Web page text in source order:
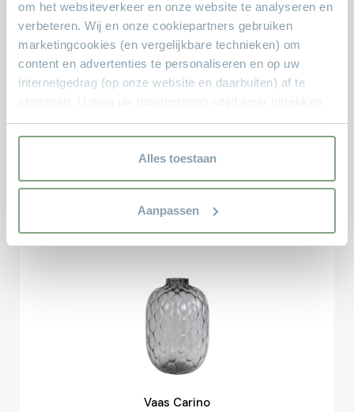
om het websiteverkeer en onze website te analyseren en
verbeteren. Wij en onze cookiepartners gebruiken
marketingcookies (en vergelijkbare technieken) om
content en advertenties te personaliseren en op uw
internetgedrag (op onze website en daarbuiten) af te
Voor meer informatie en het aanpassen van uw keuze op
onze website verwijzen wij u naar onze
Alles toestaan
Aanpassen
Kunstplant Bamboe
€
Vaas Carino